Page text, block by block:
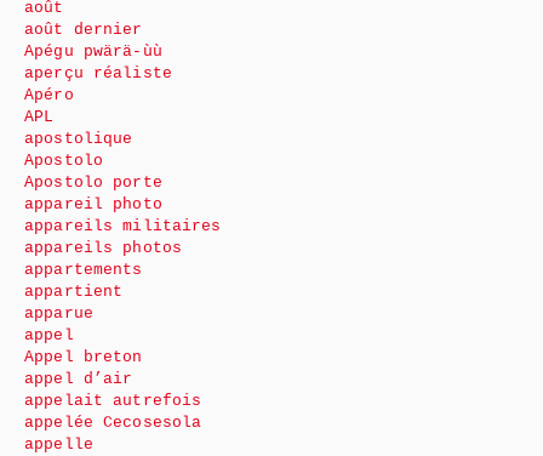
août
août dernier
Apégu pwärä-ùù
aperçu réaliste
Apéro
APL
apostolique
Apostolo
Apostolo porte
appareil photo
appareils militaires
appareils photos
appartements
appartient
apparue
appel
Appel breton
appel d’air
appelait autrefois
appelée Cecosesola
appelle